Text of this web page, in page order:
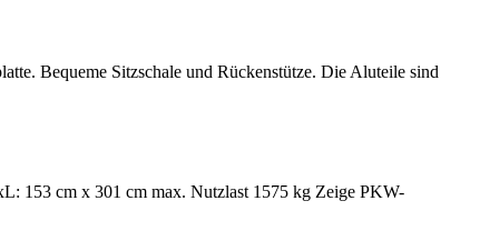
Bequeme Sitzschale und Rückenstütze. Die Aluteile sind
153 cm x 301 cm max. Nutzlast 1575 kg Zeige PKW-